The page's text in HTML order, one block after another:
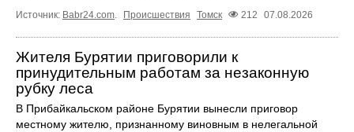
Источник: Babr24.com. Происшествия Томск 212 07.08.2026
Жителя Бурятии приговорили к
принудительным работам за незаконную
рубку леса
В Прибайкальском районе Бурятии вынесли приговор
местному жителю, признанному виновным в нелегальной